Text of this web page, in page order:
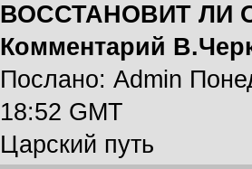
ВОССТАНОВИТ ЛИ
Комментарий
Послано: Admin
18:52 GMT
Царский путь